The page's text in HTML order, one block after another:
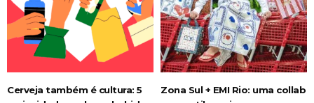
Cerveja também é cultura: 5
Zona Sul + EMI Rio: uma collab